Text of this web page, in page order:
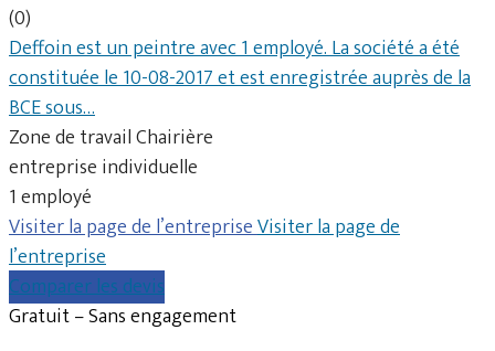
(0)
Deffoin est un peintre avec 1 employé. La société a été
constituée le 10-08-2017 et est enregistrée auprès de la
BCE sous…
Zone de travail Chairière
entreprise individuelle
1 employé
Visiter la page de l’entrepriseVisiter la page de
l’entreprise
Comparer les devis
Gratuit – Sans engagement